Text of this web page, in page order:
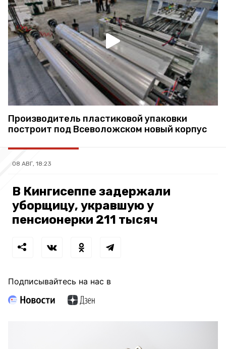
Производитель пластиковой упаковки
построит под Всеволожском новый корпус
08 АВГ, 18:23
В Кингисеппе задержали
уборщицу, укравшую у
пенсионерки 211 тысяч
Подписывайтесь на нас в